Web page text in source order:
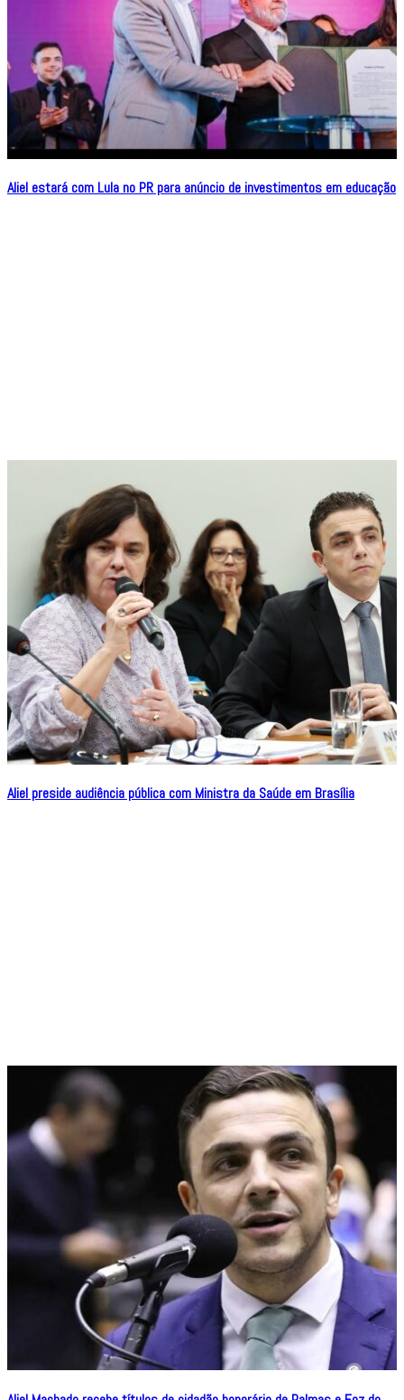
Aliel estará com Lula no PR para anúncio de investimentos em educação
Aliel preside audiência pública com Ministra da Saúde em Brasília